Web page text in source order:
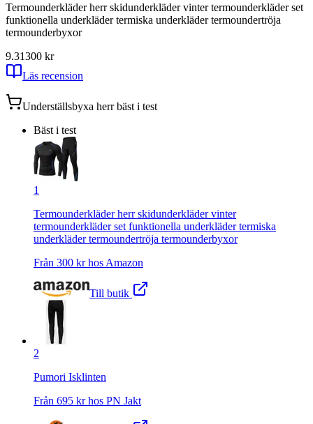
Termounderkläder herr skidunderkläder vinter termounderkläder set
funktionella underkläder termiska underkläder termoundertröja
termounderbyxor
9.31300 kr
Läs recension
Underställsbyxa herrbäst i test
Bäst i test
1
Termounderkläder herr skidunderkläder vinter
termounderkläder set funktionella underkläder termiska
underkläder termoundertröja termounderbyxor
Från 300 kr hos Amazon
Till butik
2
Pumori Isklinten
Från 695 kr hos PN Jakt